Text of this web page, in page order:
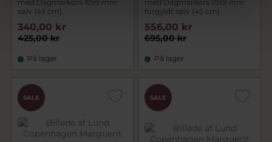
med Dagmarkors 10x9 mm
sølv (45 cm)
425,00 kr
340,00 kr
På lager
med Dagmarkors 10x9 mm
forgyldt sølv (45 cm)
695,00 kr
556,00 kr
På lager
PRIS
SALE SALE